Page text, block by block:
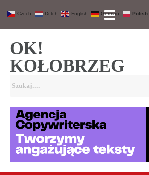
OK!
KOŁOBRZEG
Czech Dutch English German Polish